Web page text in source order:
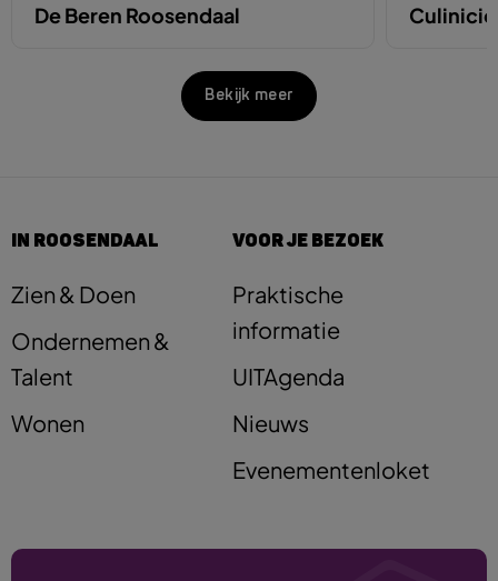
De Beren Roosendaal
Bekijk meer
IN ROOSENDAAL
Zien & Doen
Ondernemen &
Talent
Wonen
VOOR JE BEZOEK
Praktische
informatie
UITAgenda
Nieuws
Evenementenloket